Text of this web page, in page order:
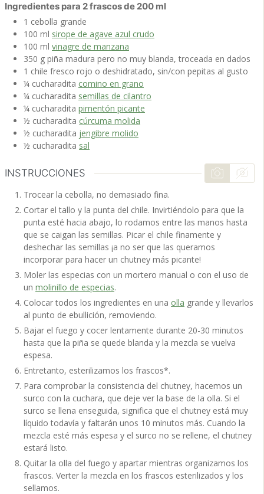
Ingredientes para 2 frascos de 200 ml
1 cebolla grande
100 ml sirope de agave azul crudo
100 ml vinagre de manzana
350 g piña madura pero no muy blanda, troceada en dados
1 chile fresco rojo o deshidratado, sin/con pepitas al gusto
¼ cucharadita comino en grano
¼ cucharadita semillas de cilantro
¼ cucharadita pimentón picante
½ cucharadita cúrcuma molida
½ cucharadita jengibre molido
½ cucharadita sal
INSTRUCCIONES
Trocear la cebolla, no demasiado fina.
Cortar el tallo y la punta del chile. Invirtiéndolo para que la
punta esté hacia abajo, lo rodamos entre las manos hasta
que se caigan las semillas. Picar el chile finamente y
deshechar las semillas ¡a no ser que las queramos
incorporar para hacer un chutney más picante!
Moler las especias con un mortero manual o con el uso de
un molinillo de especias.
Colocar todos los ingredientes en una olla grande y llevarlos
al punto de ebullición, removiendo.
Bajar el fuego y cocer lentamente durante 20-30 minutos
hasta que la piña se quede blanda y la mezcla se vuelva
espesa.
Entretanto, esterilizamos los frascos*.
Para comprobar la consistencia del chutney, hacemos un
surco con la cuchara, que deje ver la base de la olla. Si el
surco se llena enseguida, significa que el chutney está muy
líquido todavía y faltarán unos 10 minutos más. Cuando la
mezcla esté más espesa y el surco no se rellene, el chutney
estará listo.
Quitar la olla del fuego y apartar mientras organizamos los
frascos. Verter la mezcla en los frascos esterilizados y los
sellamos.